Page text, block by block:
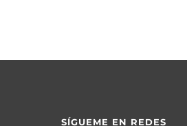
SÍGUEME EN REDES